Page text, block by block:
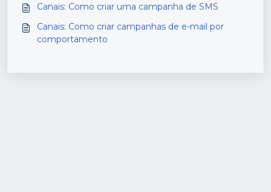
Canais: Como criar uma campanha de SMS
Canais: Como criar campanhas de e-mail por
comportamento